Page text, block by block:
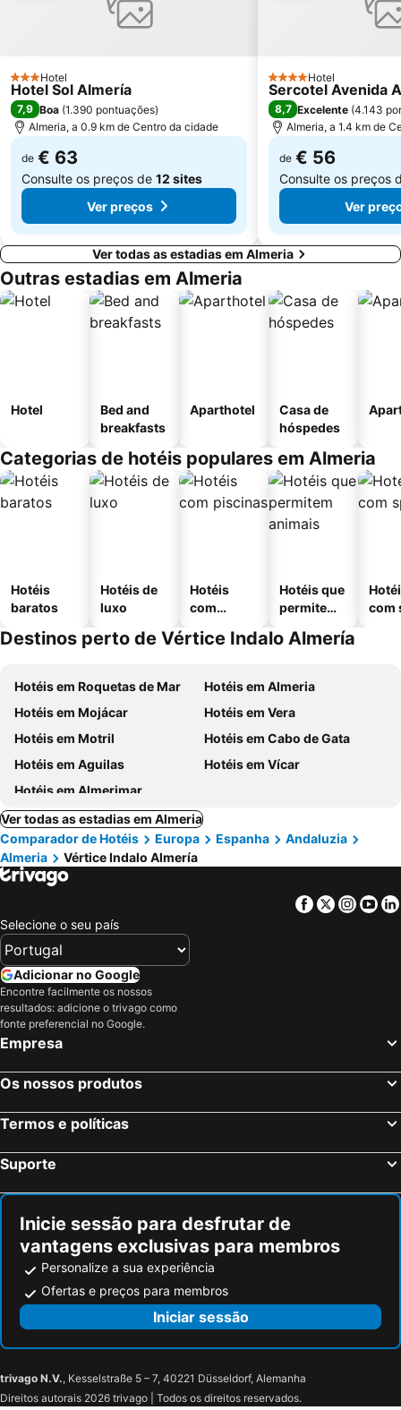
3 Estrelas
Hotel
Hotel Sol Almería
7,9 Boa (1.390 pontuações)
Almeria, a 0.9 km de Centro da cidade
de € 63
Consulte os preços de 12 sites
Ver preços
4 Estrelas
Hotel
Sercotel Avenida
8,7 Excelente (4.143
Almeria, a 1.4 km de
de € 56
Consulte os preços
Ver
Ver todas as estadias em Almeria
Outras estadias em Almeria
Hotel
Bed and
breakfasts
Aparthotel
Casa de
hóspedes
Categorias de hotéis populares em Almeria
Hotéis
baratos
Hotéis de
luxo
Hotéis
com
Hotéis que
permitem
com
Destinos perto de Vértice Indalo Almería
Hotéis em Roquetas de Mar
Hotéis em Almeria
Hotéis em Mojácar
Hotéis em Vera
Hotéis em Motril
Hotéis em Cabo de Gata
Hotéis em Aguilas
Hotéis em Vícar
Hotéis em Almerimar
Ver todas as estadias em Almeria
Comparador de Hotéis
Europa Espanha
Andaluzia
Almeria
Vértice Indalo Almería
Facebook
Twitter
Selecione o seu país
Adicionar no Google
Encontre facilmente os nossos
resultados: adicione o trivago como
fonte preferencial no Google.
Empresa
Os nossos produtos
Termos e políticas
Suporte
Inicie sessão para desfrutar de
vantagens exclusivas para membros
Personalize a sua experiência
Ofertas e preços para membros
Iniciar sessão
trivago N.V., Kesselstraße 5 – 7, 40221 Düsseldorf, Alemanha
Direitos autorais 2026 trivago | Todos os direitos reservados.